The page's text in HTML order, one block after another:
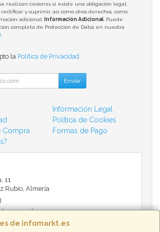
de infomarkt.es
se realizan cesiones si existe una obligación legal;
rectificar y suprimir, así como otros derechos, como
adicional;
Información Adicional: Puede
completa de Protección de Datos en nuestra
la Política de Privacidad
Enviar
Información Legal
Política de Cookies
Compra
Formas de Pago
11
Rubio Almería